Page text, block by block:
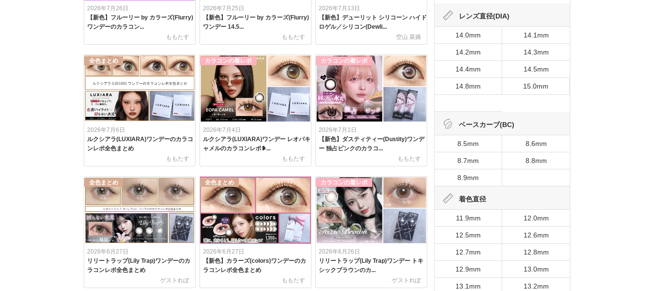
2026年7月26日
【新色】フルーリー by カラーズ(Flurry)
ワンデーのカラコン...
ももたす
2026年7月25日
【新色】フルーリー by カラーズ(Flurry)
ワンデー 14.5...
ももたす
2026年7月13日
【新色】デューリット シリコーン ハイド
ロゲル／シリコン(Dewli...
空山 菜摘
全色まとめ
2026年7月6日
ルクシアラ(LUXIARA)ワンデーのカラコ
ンレポ全色まとめ
ももたす
カラコンの着レポ
2026年7月4日
ルクシアラ(LUXIARA)ワンデー レオパキ
ャメルのカラコンレポ❥...
ももたす
カラコンの着レポ
2026年7月1日
【新色】ダスティティー(Dustity)ワンデ
ー 独占ピンクのカラコ...
ももたす
全色まとめ
2026年6月27日
リリートラップ(Lily Trap)ワンデーのカ
ラコンレポ全色まとめ
ゲストれぽ
全色まとめ
2026年6月27日
【新色】カラーズ(colors)ワンデーのカ
ラコンレポ全色まとめ
ももたす
カラコンの着レポ
2026年6月26日
リリートラップ(Lily Trap)ワンデー トキ
シックブラウンのカ...
ゲストれぽ
レンズ直径(DIA)
14.0mm 14.1mm
14.2mm 14.3mm
14.4mm 14.5mm
14.8mm 15.0mm
ベースカーブ(BC)
8.5mm 8.6mm
8.7mm 8.8mm
8.9mm
着色直径
11.9mm 12.0mm
12.5mm 12.6mm
12.7mm 12.8mm
12.9mm 13.0mm
13.1mm 13.2mm